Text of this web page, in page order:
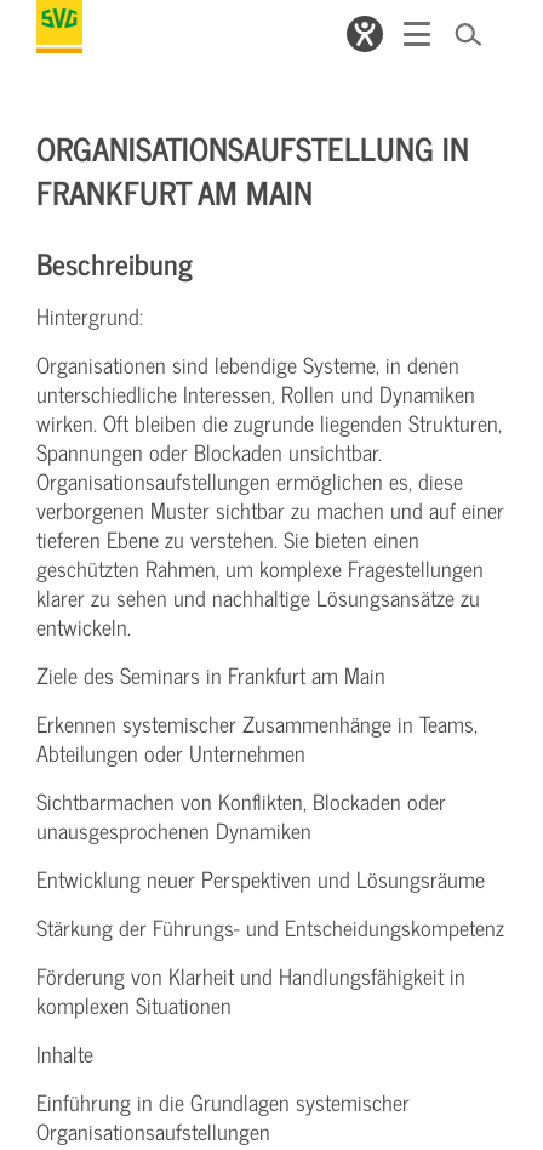
ORGANISATIONSAUFSTELLUNG IN
FRANKFURT AM MAIN
Beschreibung
Hintergrund:
Organisationen sind lebendige Systeme, in denen
unterschiedliche Interessen, Rollen und Dynamiken
wirken. Oft bleiben die zugrunde liegenden Strukturen,
Spannungen oder Blockaden unsichtbar.
Organisationsaufstellungen ermöglichen es, diese
verborgenen Muster sichtbar zu machen und auf einer
tieferen Ebene zu verstehen. Sie bieten einen
geschützten Rahmen, um komplexe Fragestellungen
klarer zu sehen und nachhaltige Lösungsansätze zu
entwickeln.
Ziele des Seminars in Frankfurt am Main
Erkennen systemischer Zusammenhänge in Teams,
Abteilungen oder Unternehmen
Sichtbarmachen von Konflikten, Blockaden oder
unausgesprochenen Dynamiken
Entwicklung neuer Perspektiven und Lösungsräume
Stärkung der Führungs- und Entscheidungskompetenz
Förderung von Klarheit und Handlungsfähigkeit in
komplexen Situationen
Inhalte
Einführung in die Grundlagen systemischer
Organisationsaufstellungen